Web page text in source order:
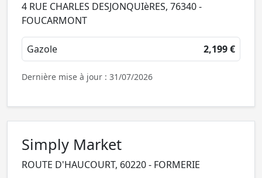
4 RUE CHARLES DESJONQUIèRES, 76340 -
FOUCARMONT
Gazole 2,199 €
Dernière mise à jour : 31/07/2026
Simply Market
ROUTE D'HAUCOURT, 60220 - FORMERIE